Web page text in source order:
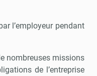
l’employeur pendant
nombreuses missions
de l’entreprise